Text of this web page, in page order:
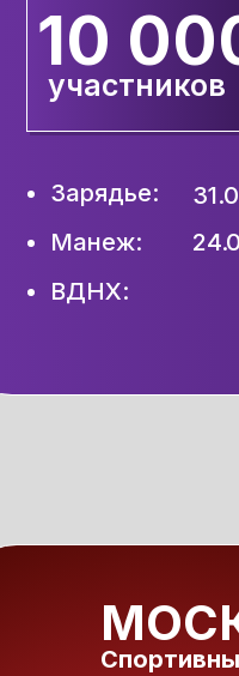
Зарядье:
10
участников
Манеж:
ВДНХ: